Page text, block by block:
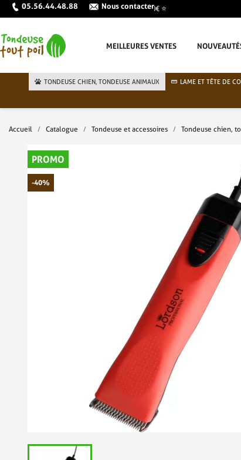
05.56.44.48.88 Nous contacter
MEILLEURES VENTES
TONDEUSE CHIEN, TONDEUSE ANIMAUX LAME ET TÊTE DE
Accueil Catalogue Tondeuse et accessoires Tondeuse chien,
PROMO
-40%